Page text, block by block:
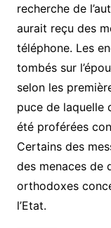
recherche de
aurait reçu des
téléphone. Les
tombés sur
selon les
puce de laquelle
été proférées
Certains des
des menaces de
orthodoxes
l’Etat.